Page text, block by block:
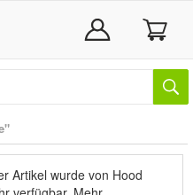
Artikel wurde von Hood